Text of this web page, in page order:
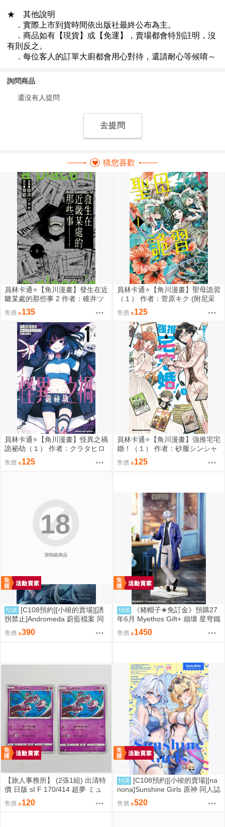
詢問商品
還沒有人提問
去提問
猜您喜歡
員林卡通⭐️【角川漫畫】發生在近
畿某處的那些事 2 作者：碓井ツ
カサ (附尼采書套)
售價 135
員林卡通⭐️【角川漫畫】聖母詭習
（１） 作者：菅原キク (附尼采
售價 125
員林卡通⭐️【角川漫畫】怪異之禍
詭祕劫（１） 作者：クラタヒロ
ヤス (附尼采書套)
售價 125
員林卡通⭐️【角川漫畫】強推宅宅
婚！（１） 作者：砂履シンシャ
(附尼采書套)
售價 125
限制級商品
18
預購 [C108預約][小竣的賣場][誘
拐禁止]Andromeda 蔚藍檔案 同
人誌id=3727344
售價 390
預購
《豬帽子✬免訂金》預購27
年6月 Myethos Gift+ 崩壞 星穹鐵
道 白厄 列車環遊記Ver 1/8 1011
售價 1450
【旅人事務所】 (2張1組) 出清特
價 日版 sI F 170/414 超夢 ミュ
ウツー PTCG 寶可夢 卡牌【原售
價480元 特價120元】
售價 120
預購 [C108預約][小竣的賣場][na
nona]Sunshine Girls 原神 同人誌
id=3774614
售價 520